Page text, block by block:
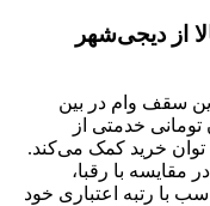
از دیجی‌شهر
سقف وام در بین
قسطی ۳۰۰ میلیون تومانی خدمتی از
خرید کمک می‌کند.
مقایسه با رقبا،
با رتبه اعتباری خود